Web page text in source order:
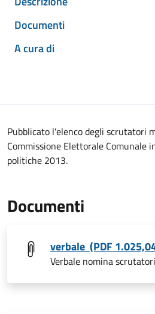
Documenti
A cura di
Pubblicato l'elenco degli scrutatori
Commissione Elettorale Comunale
politiche 2013.
Documenti
verbale (PDF
Verbale nomina scrutatori